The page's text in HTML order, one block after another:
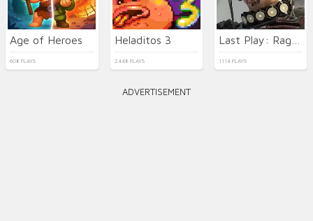
Age of Heroes
608 PLAYS
Heladitos 3
2448 PLAYS 1114 PLAYS
ADVERTISEMENT